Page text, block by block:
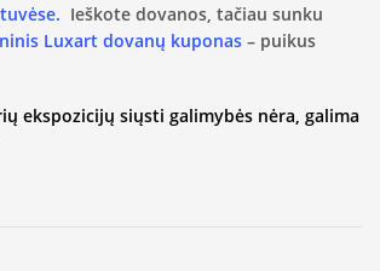
Ieškote dovanos, tačiau sunku
Luxart dovanų kuponas – puikus
ekspozicijų siųsti galimybės nėra, galima